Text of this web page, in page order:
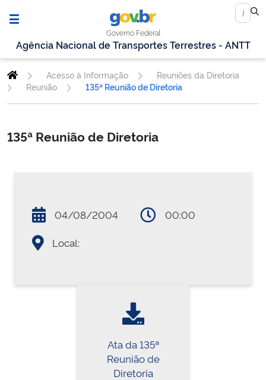
Governo Federal
Agência Nacional de Transportes Terrestres - ANTT
Acesso à Informação
Reuniões da Diretoria
Reunião
135ª Reunião de Diretoria
135ª Reunião de Diretoria
04/08/2004 00:00
Local:
Ata da 135ª
Reunião de
Diretoria